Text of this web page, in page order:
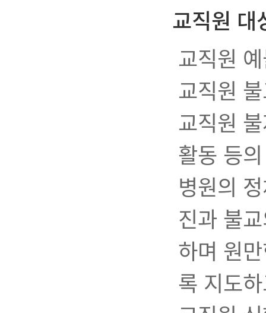
교직원 대
교직원
교직원
교직원
활동 등
병원의
진과 불
하며 원
록 지도